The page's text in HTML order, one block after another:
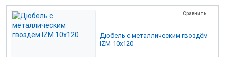
Сравнить
Дюбель с металлическим гвоздём
IZМ 10х120